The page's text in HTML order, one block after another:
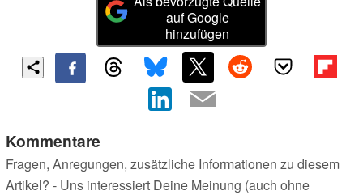
auf Google
hinzufügen
Kommentare
Fragen, Anregungen, zusätzliche Informationen zu diesem
Artikel? - Uns interessiert Deine Meinung (auch ohne